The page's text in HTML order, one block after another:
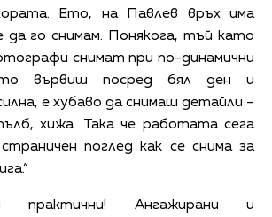
Ето, на Павлев връх има
да го снимам. Понякога, тъй като
снимат при по-динамични
вървиш посред бял ден и
е хубаво да снимаш детайли –
хижа. Така че работата сега
поглед как се снима за
практични! Ангажирани и